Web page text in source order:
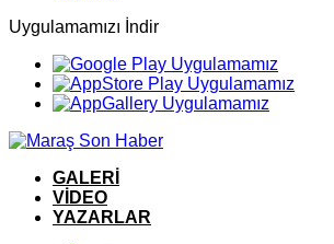
Uygulamamızı İndir
GALERİ
VİDEO
YAZARLAR